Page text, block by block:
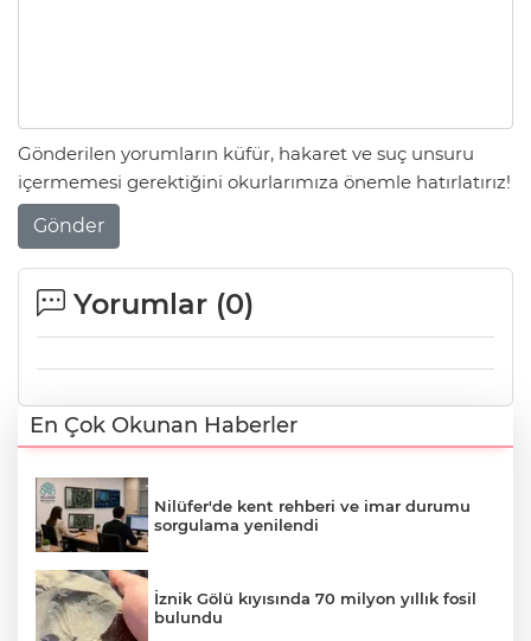
Gönderilen yorumların küfür, hakaret ve suç unsuru
içermemesi gerektiğini okurlarımıza önemle hatırlatırız!
Gönder
Yorumlar (0)
En Çok Okunan Haberler
Nilüfer'de kent rehberi ve imar durumu
sorgulama yenilendi
İznik Gölü kıyısında 70 milyon yıllık fosil
bulundu